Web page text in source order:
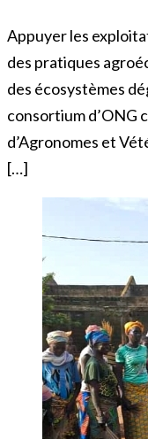
Appuyer les
des pratiques
des écosystèmes
consortium d’ONG
d’Agronomes et
[…]